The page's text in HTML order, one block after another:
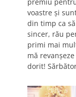
voastre și
din timp ca
sincer, rău
primi mai
mă
dorit!